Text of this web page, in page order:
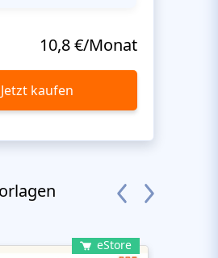
10,8 €/Monat
Jetzt kaufen
eStore